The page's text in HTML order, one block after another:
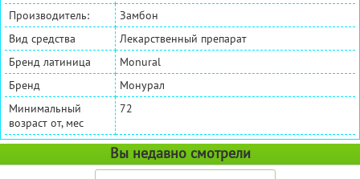
Производитель:
Замбон
Вид средства
Лекарственный препарат
Бренд латиница
Monural
Бренд
Монурал
Минимальный
возраст от, мес
72
Вы недавно смотрели